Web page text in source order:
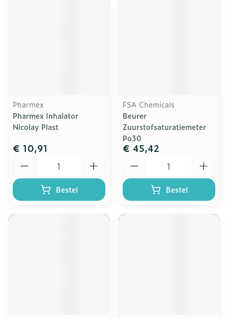
Pharmex
Pharmex Inhalator
Nicolay Plast
€ 10,91
Bestel
FSA Chemicals
Beurer
Zuurstofsaturatiemeter
Po30
€ 45,42
Bestel